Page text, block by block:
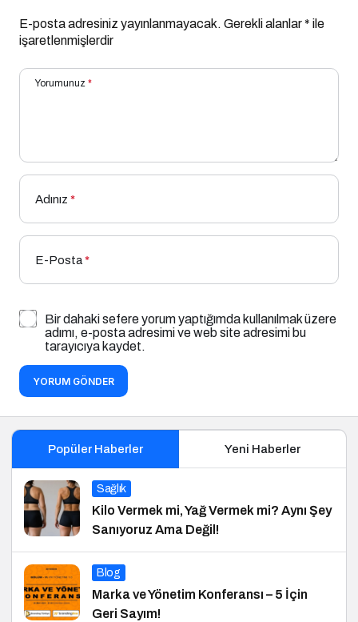
E-posta adresiniz yayınlanmayacak. Gerekli alanlar* ile
işaretlenmişlerdir
Yorumunuz *
Adınız *
E-Posta*
Bir dahaki sefere yorum yaptığımda kullanılmak üzere
adımı, e-posta adresimi ve web site adresimi bu
tarayıcıya kaydet.
YORUM GÖNDER
Popüler Haberler Yeni Haberler
Sağlık
Kilo Vermek mi, Yağ Vermek mi? Aynı Şey
Sanıyoruz Ama Değil!
Blog
Marka ve Yönetim Konferansı – 5 İçin
Geri Sayım!